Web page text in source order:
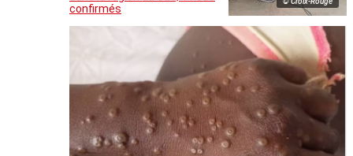
confirmés